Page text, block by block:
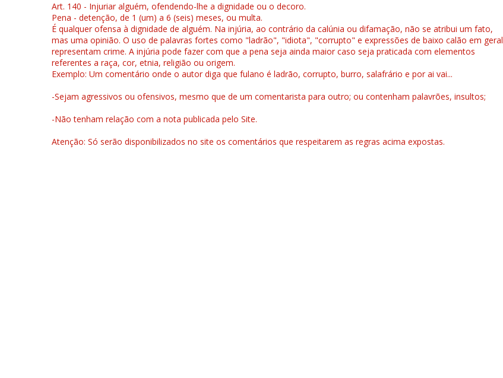
Art. 140 - Injuriar alguém, ofendendo-lhe a dignidade ou o decoro.
Pena - detenção, de 1 (um) a 6 (seis) meses, ou multa.
É qualquer ofensa à dignidade de alguém. Na injúria, ao contrário da calúnia ou difamação, não se atribui um fato,
mas uma opinião. O uso de palavras fortes como "ladrão", "idiota", "corrupto" e expressões de baixo calão em geral
representam crime. A injúria pode fazer com que a pena seja ainda maior caso seja praticada com elementos
referentes a raça, cor, etnia, religião ou origem.
Exemplo: Um comentário onde o autor diga que fulano é ladrão, corrupto, burro, salafrário e por ai vai...
-Sejam agressivos ou ofensivos, mesmo que de um comentarista para outro; ou contenham palavrões, insultos;
-Não tenham relação com a nota publicada pelo Site.
Atenção: Só serão disponibilizados no site os comentários que respeitarem as regras acima expostas.